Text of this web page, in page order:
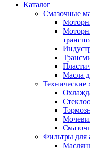
Каталог
Смазочные
Масла
Технические
Фильтры для